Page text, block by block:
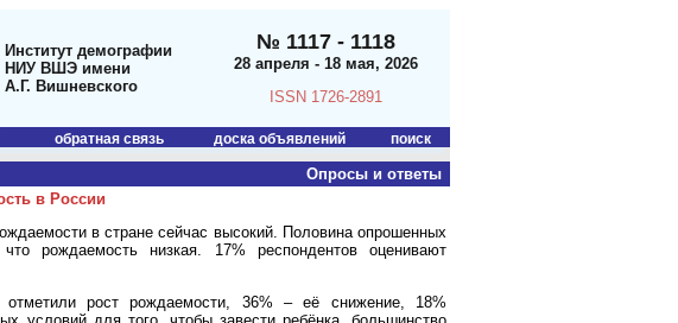
Институт демографии
НИУ ВШЭ имени
А.Г. Вишневского
№ 1117 - 1118
28 апреля - 18 мая, 2026
ISSN 1726-2891
обратная связь доска объявлений поиск
Опросы и ответы
в России
в стране сейчас высокий. Половина опрошенных
рождаемость низкая. 17% респондентов оценивают
рост рождаемости, 36% – её снижение, 18%